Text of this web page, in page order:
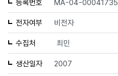
등록번호 MA-04-00041735
전자여부 비전자
수집처 최민
생산일자 2007